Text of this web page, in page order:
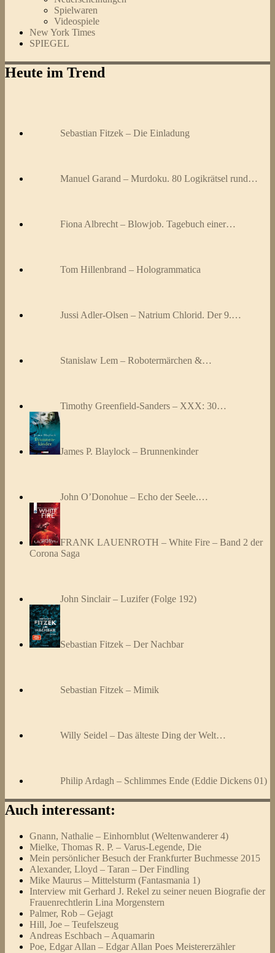
Spielwaren
Videospiele
New York Times
SPIEGEL
Heute im Trend
Sebastian Fitzek – Die Einladung
Manuel Garand – Murdoku. 80 Logikrätsel rund…
Fiona Albrecht – Blowjob. Tagebuch einer…
Tom Hillenbrand – Hologrammatica
Jussi Adler-Olsen – Natrium Chlorid. Der 9.…
Stanislaw Lem – Robotermärchen &…
Timothy Greenfield-Sanders – XXX: 30…
James P. Blaylock – Brunnenkinder
John O’Donohue – Echo der Seele.…
FRANK LAUENROTH – White Fire – Band 2 der
Corona Saga
John Sinclair – Luzifer (Folge 192)
Sebastian Fitzek – Der Nachbar
Sebastian Fitzek – Mimik
Willy Seidel – Das älteste Ding der Welt…
Philip Ardagh – Schlimmes Ende (Eddie Dickens 01)
Auch interessant:
Gnann, Nathalie – Einhornblut (Weltenwanderer 4)
Mielke, Thomas R. P. – Varus-Legende, Die
Mein persönlicher Besuch der Frankfurter Buchmesse 2015
Alexander, Lloyd – Taran – Der Findling
Mike Maurus – Mittelsturm (Fantasmania 1)
Interview mit Gerhard J. Rekel zu seiner neuen Biografie der
Frauenrechtlerin Lina Morgenstern
Palmer, Rob – Gejagt
Hill, Joe – Teufelszeug
Andreas Eschbach – Aquamarin
Poe, Edgar Allan – Edgar Allan Poes Meistererzähler